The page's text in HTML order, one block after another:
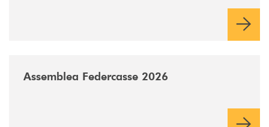
comuni e sulla prossimità ai territori, per ampliare l’offerta e
Assemblea Federcasse 2026